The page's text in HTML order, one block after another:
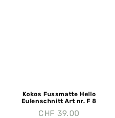
Kokos Fussmatte Hello
Eulenschnitt Art nr. F 8
CHF 39.00